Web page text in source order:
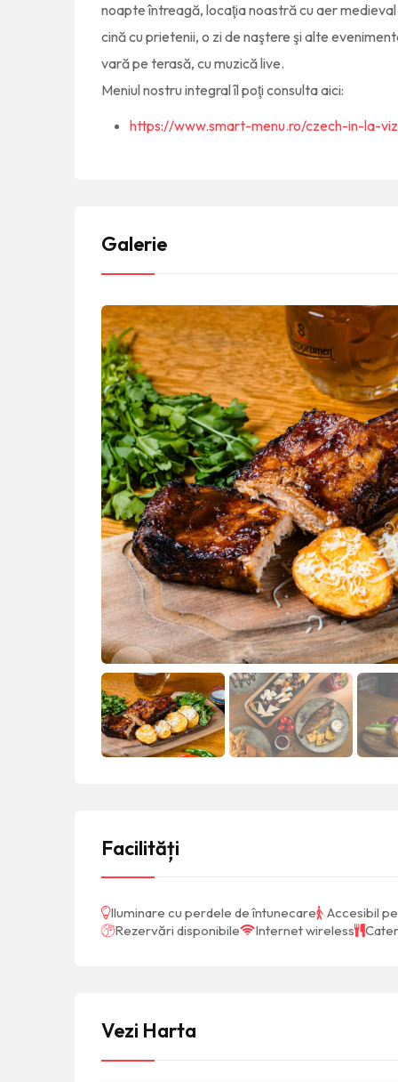
noapte întreagă, locaţia noastră cu aer
cină cu prietenii, o zi de naştere şi alte
vară pe terasă, cu muzică live.
Meniul nostru integral îl poţi consulta aici:
https://www.smart-menu.ro/czech-in-la-
Galerie
Facilități
Iluminare cu perdele de întunecare
Accesibil
Rezervări disponibile
Internet wireless
Vezi Harta